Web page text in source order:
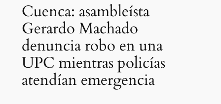
Cuenca: asambleísta
Gerardo Machado
denuncia robo en una
UPC mientras policías
atendían emergencia